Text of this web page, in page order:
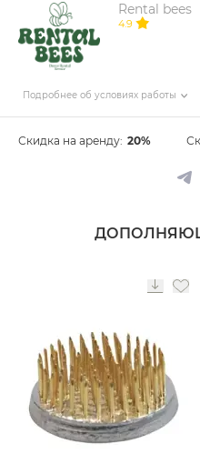
Rental bees
4.9
Подробнее об условиях работы
Скидка на аренду: 20%